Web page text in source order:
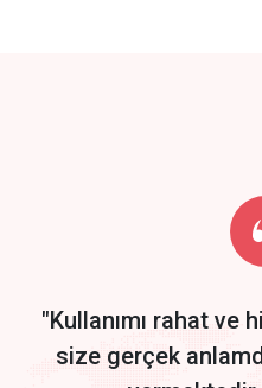
Start by trying our service for 30
required.
"Kullanımı rahat ve
size gerçek